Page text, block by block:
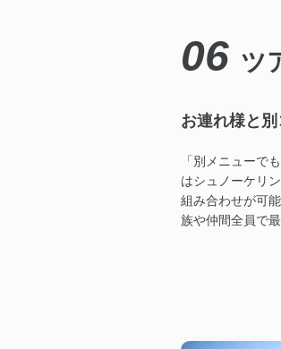
06 ツ
お連れ様と
「別メニューで
はシュノーケリ
組み合わせが可
族や仲間全員で